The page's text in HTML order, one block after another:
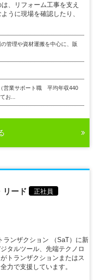
、リフォーム工事を支え
うに現場を確認したり、
管理や資材運搬を中⼼に、販
営業サポート職 平均年収440
お...
リード
正社員
ランザクション （SaT）に新
タルツール、先端テクノロ
トランザクションまたはス
力で支援しています。